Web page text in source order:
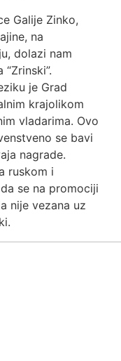
Galije Zinko,
na
dolazi nam
je Grad
krajolikom
vladarima. Ovo
se bavi
nagrade.
ruskom i
se na promociji
nije vezana uz